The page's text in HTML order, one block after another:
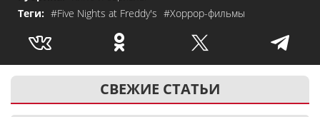
Теги: #Five Nights at Freddy's #Хоррор-фильмы
СВЕЖИЕ СТАТЬИ